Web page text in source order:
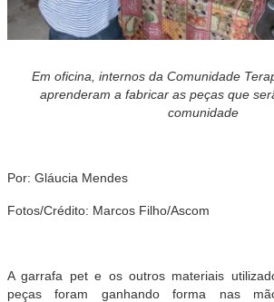
Em oficina, internos da Comunidade
aprenderam a fabricar as peças que
comunidade
Por: Gláucia Mendes
Fotos/Crédito: Marcos Filho/Ascom
A garrafa pet e os outros materiais
peças foram ganhando forma nas